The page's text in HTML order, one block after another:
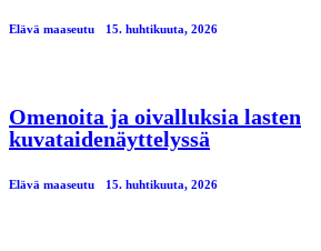
Elävä maaseutu 15. huhtikuuta, 2026
Omenoita ja oivalluksia lasten
kuvataidenäyttelyssä
Elävä maaseutu 15. huhtikuuta, 2026